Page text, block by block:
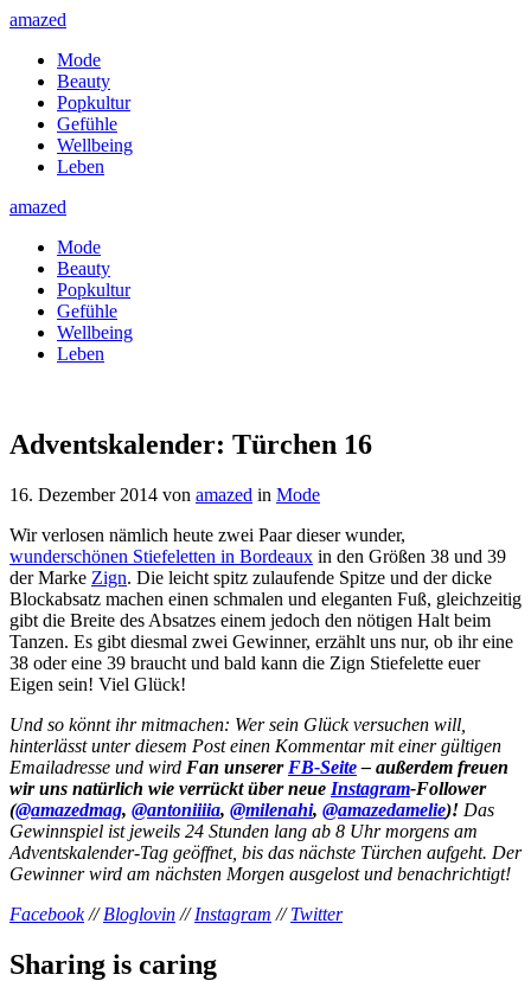
amazed
Mode
Beauty
Popkultur
Gefühle
Wellbeing
Leben
amazed
Mode
Beauty
Popkultur
Gefühle
Wellbeing
Leben
Adventskalender: Türchen 16
16. Dezember 2014 von amazed in Mode
Wir verlosen nämlich heute zwei Paar dieser wunder,
wunderschönen Stiefeletten in Bordeaux in den Größen 38 und 39
der Marke Zign. Die leicht spitz zulaufende Spitze und der dicke
Blockabsatz machen einen schmalen und eleganten Fuß, gleichzeitig
gibt die Breite des Absatzes einem jedoch den nötigen Halt beim
Tanzen. Es gibt diesmal zwei Gewinner, erzählt uns nur, ob ihr eine
38 oder eine 39 braucht und bald kann die Zign Stiefelette euer
Eigen sein! Viel Glück!
Und so könnt ihr mitmachen: Wer sein Glück versuchen will,
hinterlässt unter diesem Post einen Kommentar mit einer gültigen
Emailadresse und wird Fan unserer FB-Seite– außerdem freuen
wir uns natürlich wie verrückt über neue Instagram-Follower
(@amazedmag, @antoniiiia, @milenahi, @amazedamelie)! Das
Gewinnspiel ist jeweils 24 Stunden lang ab 8 Uhr morgens am
Adventskalender-Tag geöffnet, bis das nächste Türchen aufgeht. Der
Gewinner wird am nächsten Morgen ausgelost und benachrichtigt!
Facebook//Bloglovin //Instagram //Twitter
Sharing is caring